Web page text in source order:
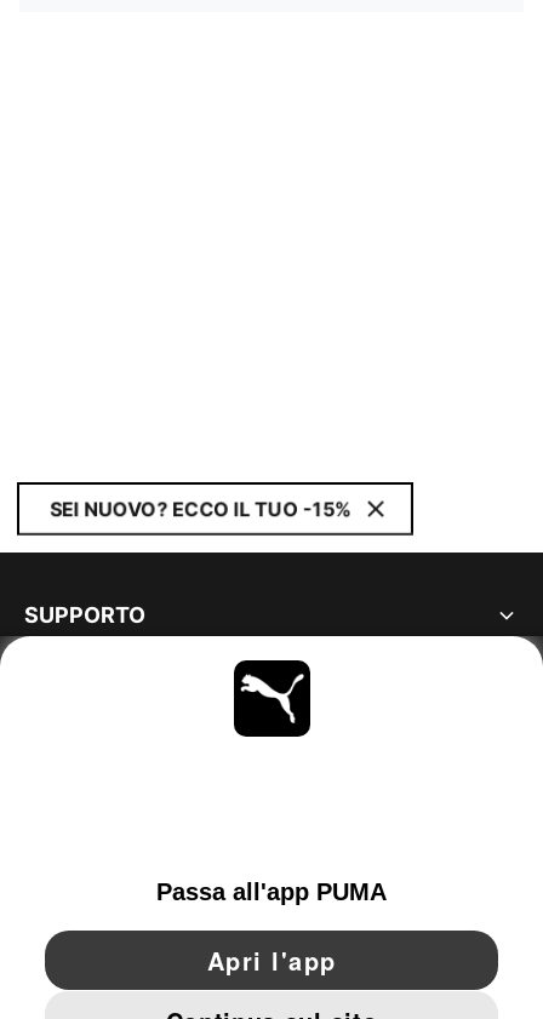
SEI NUOVO? ECCO IL TUO -15%
SUPPORTO
MAGGIORI INFORMAZIONI
OTTIENI TUTTI GLI AGGIORNAMENTI
YouTube Pinterest